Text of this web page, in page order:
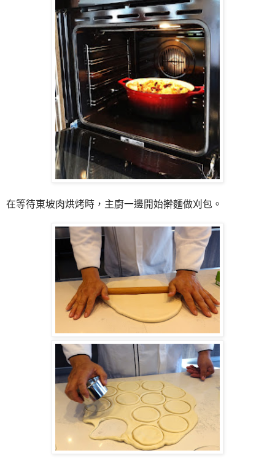
在等待東坡肉烘烤時，主廚一邊開始擀麵做刈包。